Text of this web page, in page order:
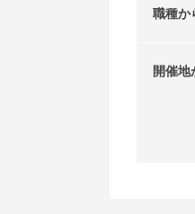
職種か
開催地